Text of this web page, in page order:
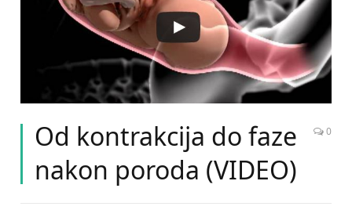
Od kontrakcija do faze
nakon poroda (VIDEO)
0